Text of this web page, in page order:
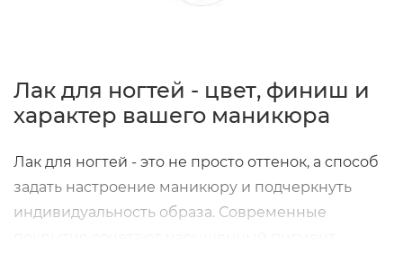
Лак для ногтей - цвет, финиш и
характер вашего маникюра
Лак для ногтей - это не просто оттенок, а способ
задать настроение маникюру и подчеркнуть
индивидуальность образа. Современные